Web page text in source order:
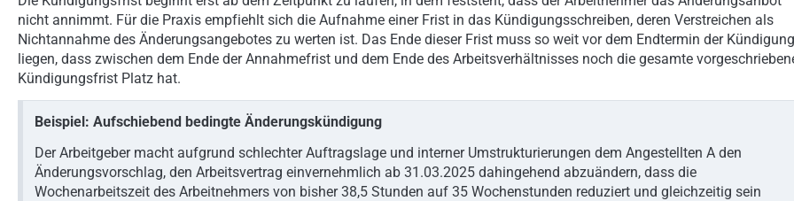
nicht annimmt. Für die Praxis empfiehlt sich die Aufnahme einer Frist in das Kündigungsschreiben, deren Verstreichen als
Nichtannahme des Änderungsangebotes zu werten ist. Das Ende dieser Frist muss so weit vor dem Endtermin der Kündigung
liegen, dass zwischen dem Ende der Annahmefrist und dem Ende des Arbeitsverhältnisses noch die gesamte
Kündigungsfrist Platz hat.
Beispiel: Aufschiebend bedingte Änderungskündigung
Der Arbeitgeber macht aufgrund schlechter Auftragslage und interner Umstrukturierungen dem Angestellten A den
Änderungsvorschlag, den Arbeitsvertrag einvernehmlich ab 31.03.2025 dahingehend abzuändern, dass die
Wochenarbeitszeit des Arbeitnehmers von bisher 38,5 Stunden auf 35 Wochenstunden reduziert und gleichzeitig sein